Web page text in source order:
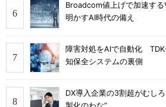
Broadcom値上げで加速す
明かすAI時代の備え
障害対処をAIで自動化
知保全システムの裏側
DX導入企業の3割超がむし